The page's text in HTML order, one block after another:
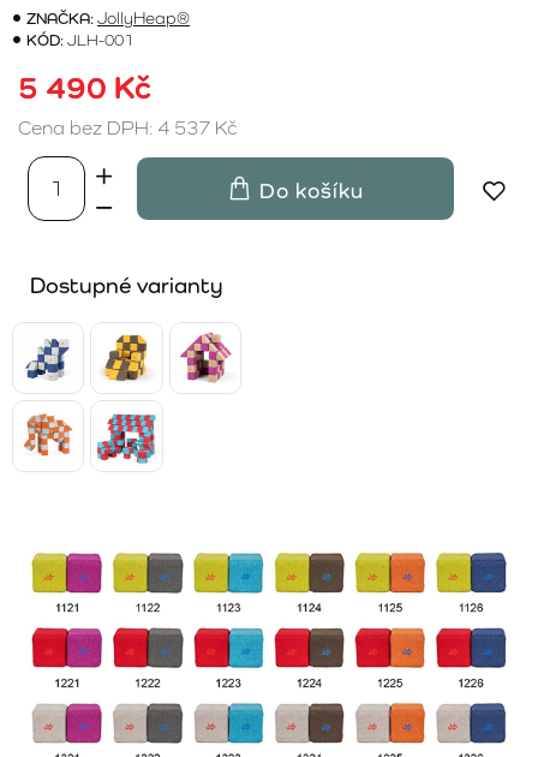
ZNAČKA:JollyHeap®
KÓD:JLH-001
5 490 Kč
Cena bez DPH: 4 537 Kč
Do košíku
Dostupné varianty